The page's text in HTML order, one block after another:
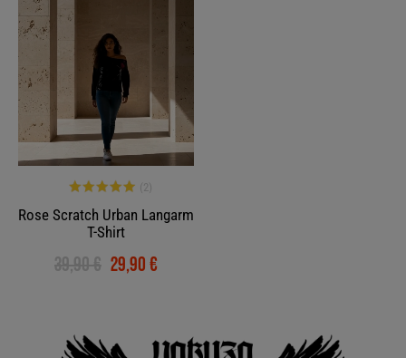
-25%
Rose Scratch Urban Langarm
T-Shirt
39,90 € 29,90 €